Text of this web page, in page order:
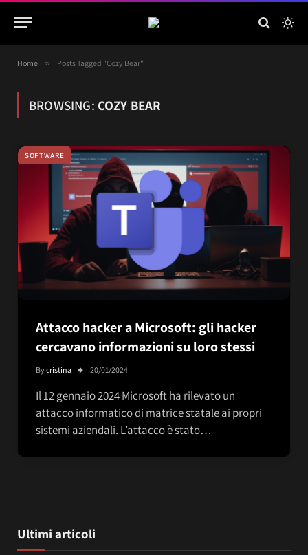
Home » Posts Tagged "Cozy Bear"
BROWSING: COZY BEAR
SOFTWARE
Attacco hacker a Microsoft: gli hacker
cercavano informazioni su loro stessi
Bycristina 20/01/2024
Il 12 gennaio 2024 Microsoft ha rilevato un
attacco informatico di matrice statale ai propri
sistemi aziendali. L’attacco è stato…
Ultimi articoli